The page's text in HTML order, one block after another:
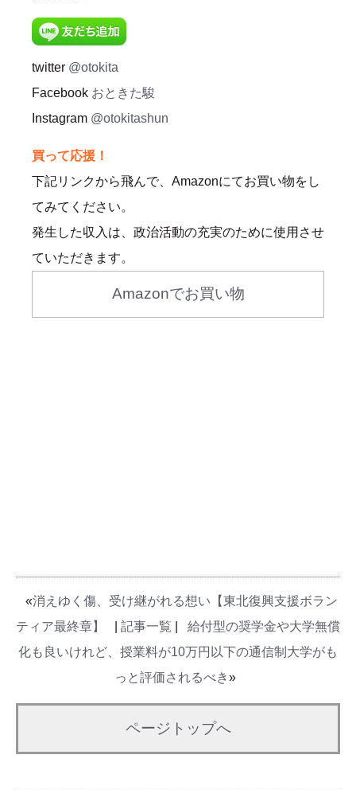
twitter @otokita
Facebook おときた駿
Instagram @otokitashun
買って応援！
下記リンクから飛んで、Amazonにてお買い物をし
てみてください。
発生した収入は、政治活動の充実のために使用させ
ていただきます。
Amazonでお買い物
«消えゆく傷、受け継がれる想い【東北復興支援ボラン
ティア最終章】
記事一覧
給付型の奨学金や大学無償
化も良いけれど、授業料が10万円以下の通信制大学がも
っと評価されるべき»
ページトップへ